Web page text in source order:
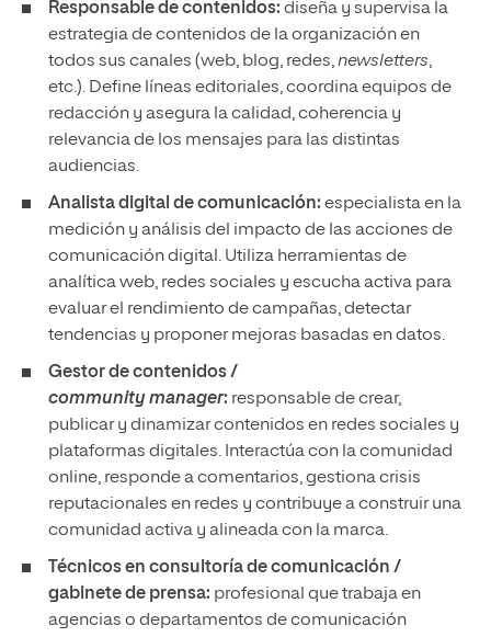
Responsable de contenidos: diseña y supervisa la
estrategia de contenidos de la organización en
todos sus canales (web, blog, redes,newsletters,
etc.). Define líneas editoriales, coordina equipos de
redacción y asegura la calidad, coherencia y
relevancia de los mensajes para las distintas
audiencias.
Analista digital de comunicación: especialista en la
medición y análisis del impacto de las acciones de
comunicación digital. Utiliza herramientas de
analítica web, redes sociales y escucha activa para
evaluar el rendimiento de campañas, detectar
tendencias y proponer mejoras basadas en datos.
Gestor de contenidos /
community manager: responsable de crear,
publicar y dinamizar contenidos en redes sociales y
plataformas digitales. Interactúa con la comunidad
online, responde a comentarios, gestiona crisis
reputacionales en redes y contribuye a construir una
comunidad activa y alineada con la marca.
Técnicos en consultoría de comunicación /
gabinete de prensa: profesional que trabaja en
agencias o departamentos de comunicación